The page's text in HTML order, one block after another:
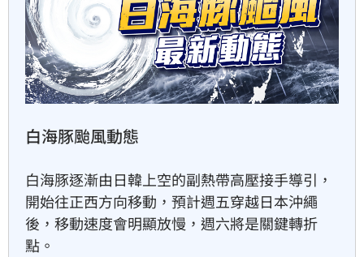
肥大叔46歲驟逝！2年前曾逃過
車禍死劫
32分鐘前
32分鐘前
白海豚颱風動態
白海豚逐漸由日韓上空的副熱帶高壓接手導引，
開始往正西方向移動，預計週五穿越日本沖繩
後，移動速度會明顯放慢，週六將是關鍵轉折
點。